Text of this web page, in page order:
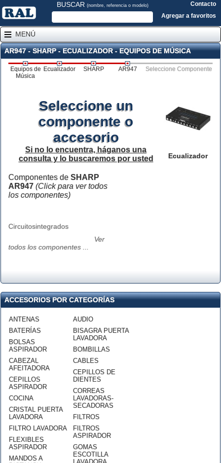
BUSCAR (nombre, referencia o modelo)
Contacto
Agregar a favoritos
MENÚ
AR947 - SHARP - ECUALIZADOR - EQUIPOS DE MÚSICA
Equipos de
Música
Ecualizador SHARP AR947 Seleccione Componente
Ecualizador
Seleccione un
componente o
accesorio
Si no lo encuentra, háganos una
consulta y lo buscaremos por usted
Componentes de SHARP
AR947 (Click para ver todos
los componentes)
Circuitosintegrados
Ver
todos los componentes ...
ACCESORIOS POR CATEGORÍAS
ANTENAS
BATERÍAS
BOLSAS
ASPIRADOR
CABEZAL
AFEITADORA
CEPILLOS
ASPIRADOR
COCINA
CRISTAL PUERTA
LAVADORA
FILTRO LAVADORA
FLEXIBLES
ASPIRADOR
MANDOS A
AUDIO
BISAGRA PUERTA
LAVADORA
BOMBILLAS
CABLES
CEPILLOS DE
DIENTES
CORREAS
LAVADORAS-
SECADORAS
FILTROS
FILTROS
ASPIRADOR
GOMAS
ESCOTILLA